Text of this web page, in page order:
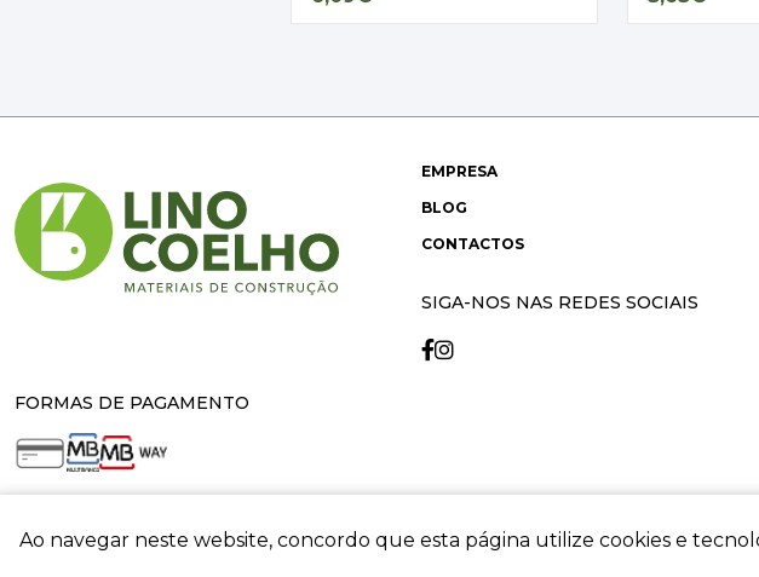
Ao navegar neste website, concordo que esta página utilize cookies e
FORMAS DE PAGAMENTO
EMPRESA
BLOG
CONTACTOS
SIGA-NOS NAS REDES SOCIAIS
critec